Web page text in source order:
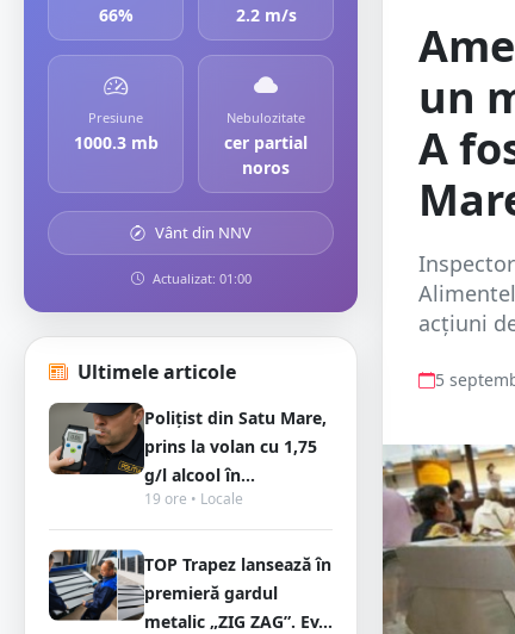
66% 2.2 m/s
Presiune
1000.3 mb
Nebulozitate
cer partial
noros
Vânt din NNV
Actualizat: 01:00
Ultimele articole
Polițist din Satu Mare,
prins la volan cu 1,75
g/l alcool în...
19 ore • Locale
TOP Trapez lansează în
premieră gardul
metalic „ZIG ZAG”. Ev...
un
A
acțiuni
5